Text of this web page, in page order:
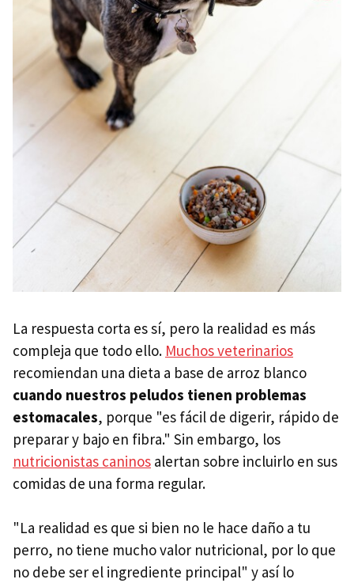
La respuesta corta es sí, pero la realidad es más
compleja que todo ello. Muchos veterinarios
recomiendan una dieta a base de arroz blanco
cuando nuestros peludos tienen problemas
estomacales, porque "es fácil de digerir, rápido de
preparar y bajo en fibra." Sin embargo, los
nutricionistas caninos alertan sobre incluirlo en sus
comidas de una forma regular.
"La realidad es que si bien no le hace daño a tu
perro, no tiene mucho valor nutricional, por lo que
no debe ser el ingrediente principal" y así lo